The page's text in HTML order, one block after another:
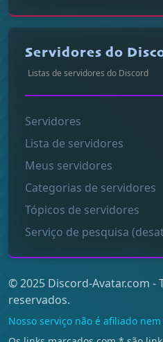
Servidores do
Listas de servidores do Discord
Servidores
Lista de servidores
Meus servidores
Categorias de servidores
Tópicos de servidores
Serviço de pesquisa
© 2025 Discord-Avatar.com -
reservados.
Nosso serviço não é afiliado